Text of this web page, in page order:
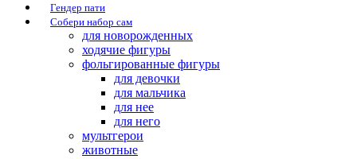
Гендер пати
Собери набор сам
для новорожденных
ходячие фигуры
фольгированные фигуры
для девочки
для мальчика
для нее
для него
мультгерои
животные